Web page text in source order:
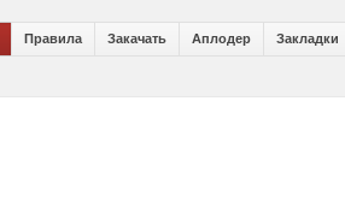
Правила Закачать Аплодер Закладки